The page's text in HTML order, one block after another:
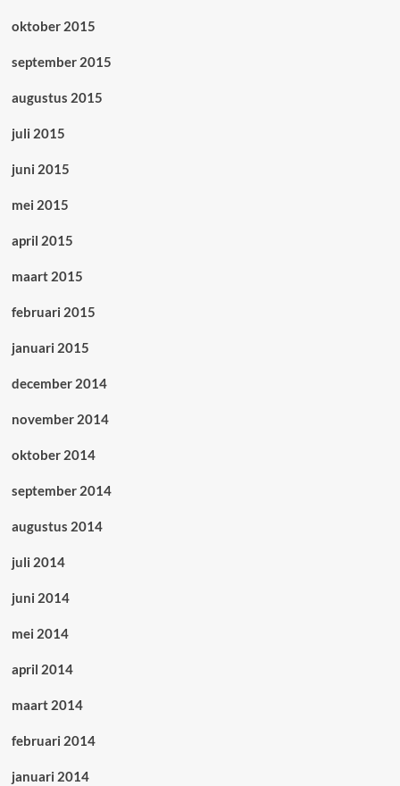
oktober 2015
september 2015
augustus 2015
juli 2015
juni 2015
mei 2015
april 2015
maart 2015
februari 2015
januari 2015
december 2014
november 2014
oktober 2014
september 2014
augustus 2014
juli 2014
juni 2014
mei 2014
april 2014
maart 2014
februari 2014
januari 2014